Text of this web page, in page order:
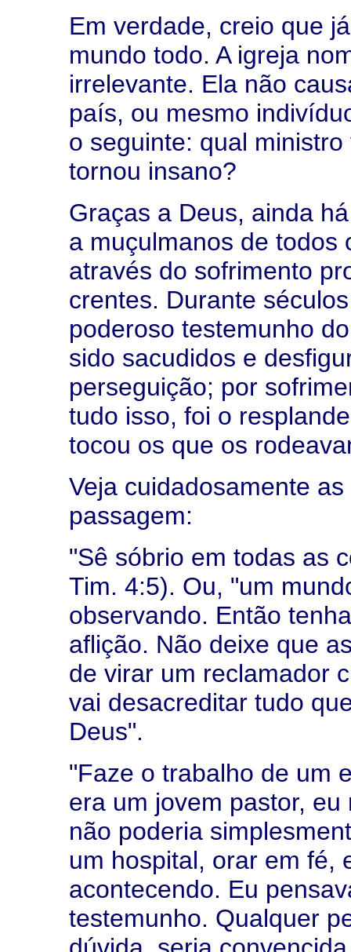
Em verdade, creio que
mundo todo. A igreja
irrelevante. Ela não
país, ou mesmo
o seguinte: qual
tornou insano?
Graças a Deus, ainda
a muçulmanos de todos
através do sofrimento
crentes. Durante
poderoso testemunho
sido sacudidos e
perseguição; por
tudo isso, foi o
tocou os que os
Veja cuidadosamente
passagem:
"Sê sóbrio em todas as
Tim. 4:5). Ou, "um
observando. Então
aflição. Não deixe que
de virar um reclamador
vai desacreditar tudo
Deus".
"Faze o trabalho de um
era um jovem pastor,
não poderia
um hospital, orar em fé,
acontecendo. Eu
testemunho. Qualquer